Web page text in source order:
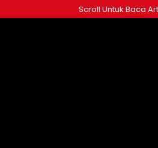
ke
Scroll Untuk Baca